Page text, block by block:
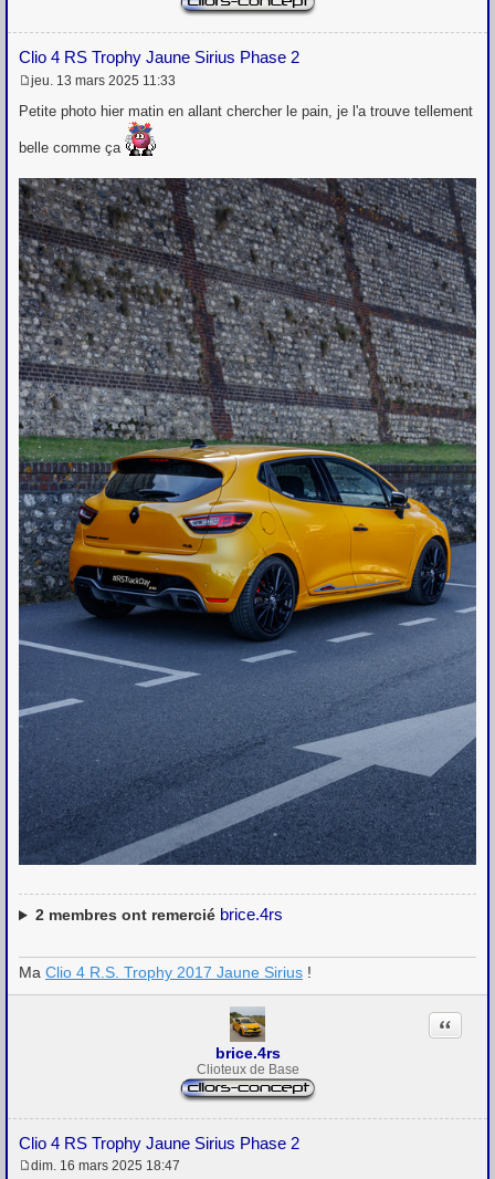
Clio 4 RS Trophy Jaune Sirius Phase 2
M
e
s
a
e
jeu. 13 mars 2025 11:33
Petite photo hier matin en allant chercher le pain, je l'a trouve tellement
belle comme ça
2membres ont remercié brice.4rs
Ma Clio 4 R.S. Trophy 2017 Jaune Sirius !
brice.4rs
Clioteux de Base
Clio 4 RS Trophy Jaune Sirius Phase 2
Citation
dim. 16 mars 2025 18:47